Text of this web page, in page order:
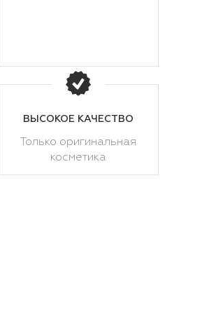
ВЫСОКОЕ КАЧЕСТВО
Только оригинальная
косметика